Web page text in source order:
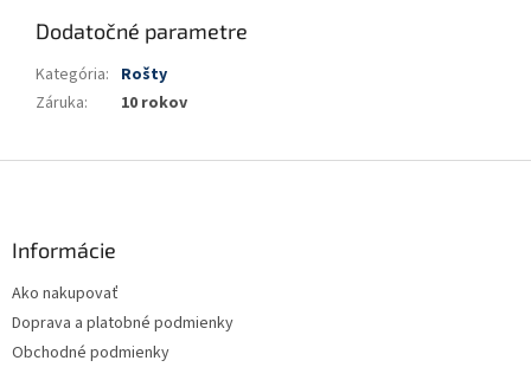
Dodatočné parametre
Kategória: Rošty
Záruka: 10 rokov
Informácie
Ako nakupovať
Doprava a platobné podmienky
Obchodné podmienky